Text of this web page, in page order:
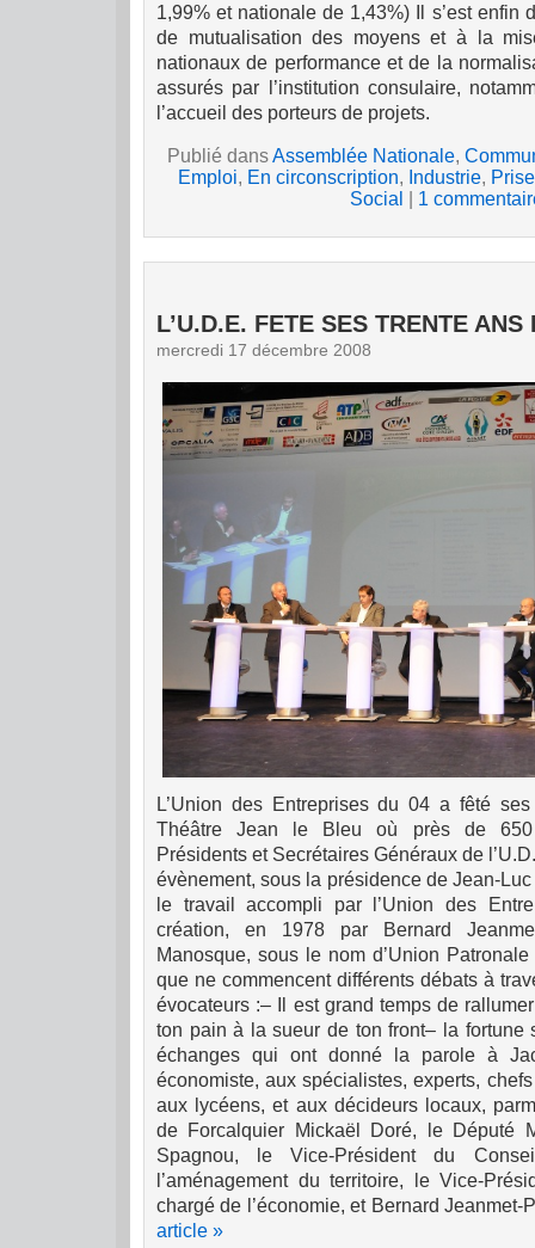
1,99% et nationale de 1,43%)
Il s’est
de mutualisation des moyens et à la
nationaux de performance et de la
assurés par l’institution consulaire,
l’accueil des porteurs de projets.
Publié dansAssemblée Nationale,
Emploi, En circonscription, Industrie,
Social
1
L’U.D.E. FETE SES TRENTE ANS
mercredi 17 décembre 2008
L’Union des Entreprises du04 a fêté
Théâtre Jean le Bleu où près de 650
Présidents et Secrétaires Généraux de
évènement, sous la présidence de Jean-
le travail accompli par l’Union des
création, en 1978 par Bernard
Manosque, sous le nom d’Union
que ne commencent différents débats à
évocateurs :– Il est grand temps de
ton pain à la sueur de ton front– la fortune
échanges qui ont donné la parole à
économiste, aux spécialistes, experts,
aux lycéens, et aux décideurs locaux,
de Forcalquier Mickaël Doré, le Député
Spagnou, le Vice-Président du
l’aménagement du territoire, le Vice-
chargé de l’économie, et Bernard Jeanmet-
article »